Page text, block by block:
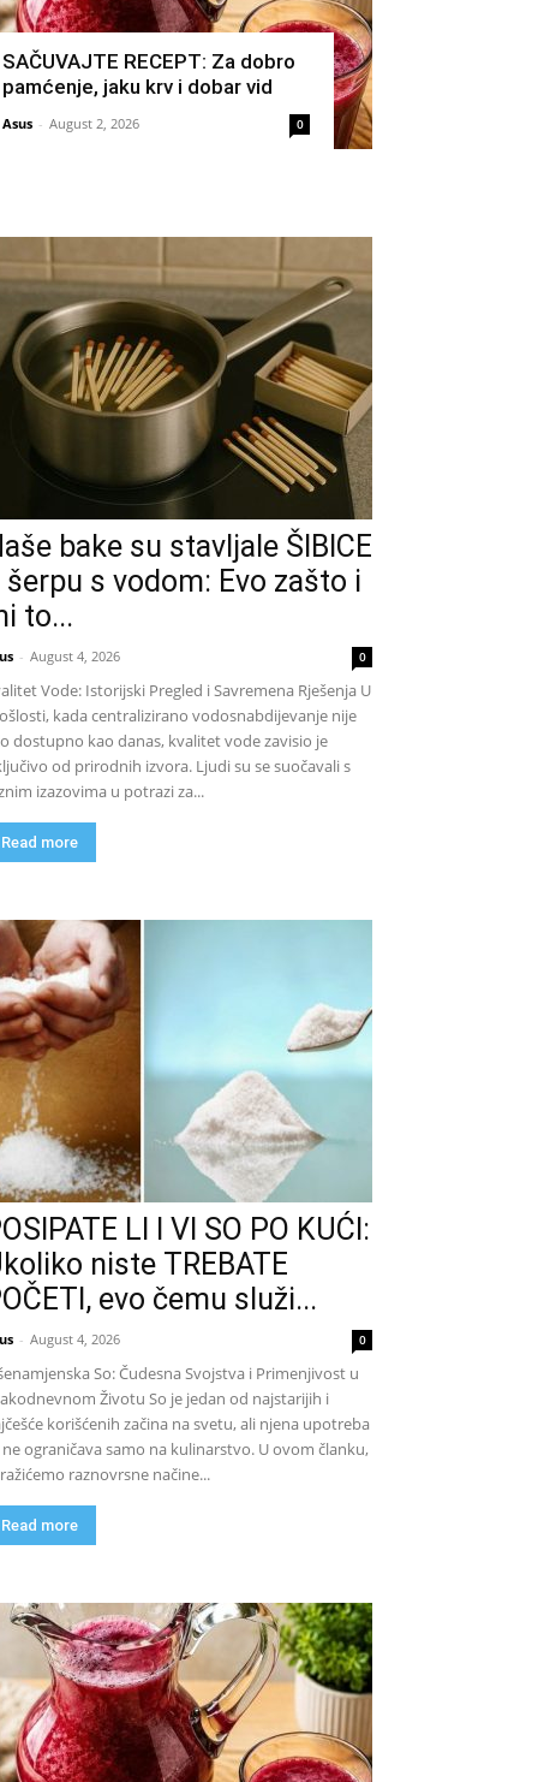
SAČUVAJTE RECEPT: Za dobro
pamćenje, jaku krv i dobar vid
Asus - August 2, 2026 0
bake su stavljale ŠIBICE
šerpu s vodom: Evo zašto i
to...
- August 4, 2026 0
Vode: Istorijski Pregled i Savremena Rješenja U
kada centralizirano vodosnabdijevanje nije
dostupno kao danas, kvalitet vode zavisio je
od prirodnih izvora. Ljudi su se suočavali s
izazovima u potrazi za...
Read more
LI I VI SO PO KUĆI:
niste TREBATE
evo čemu služi...
- August 4, 2026 0
So: Čudesna Svojstva i Primenjivost u
Životu So je jedan od najstarijih i
korišćenih začina na svetu, ali njena upotreba
ne ograničava samo na kulinarstvo. U ovom članku,
raznovrsne načine...
Read more